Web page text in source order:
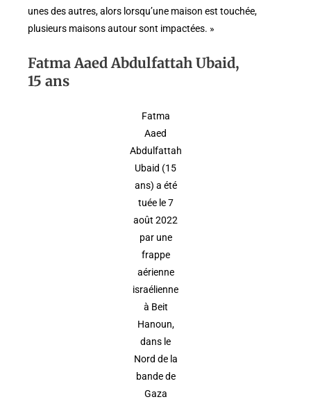
unes des autres, alors lorsqu’une maison est touchée,
plusieurs maisons autour sont impactées. »
Fatma Aaed Abdulfattah Ubaid,
15 ans
Fatma
Aaed
Abdulfattah
Ubaid (15
ans) a été
tuée le 7
août 2022
par une
frappe
aérienne
israélienne
à Beit
Hanoun,
dans le
Nord de la
bande de
Gaza